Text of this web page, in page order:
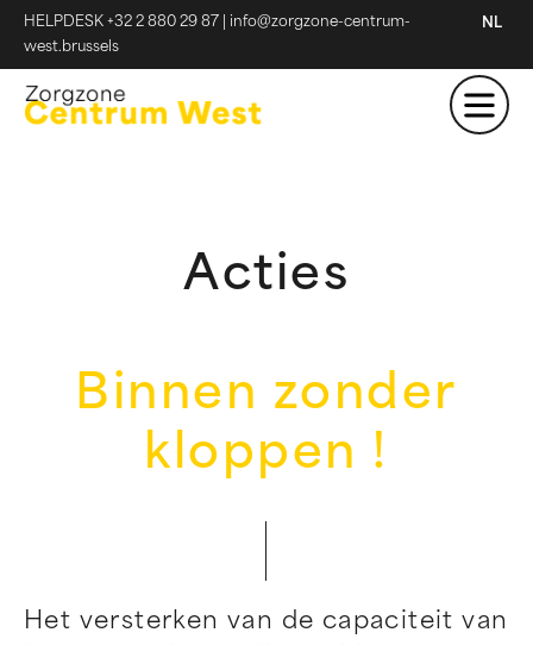
HELPDESK +32 2 880 29 87
info@zorgzone-centrum-
west.brussels
NL
Acties
Binnen zonder
kloppen !
Het versterken van de capaciteit van